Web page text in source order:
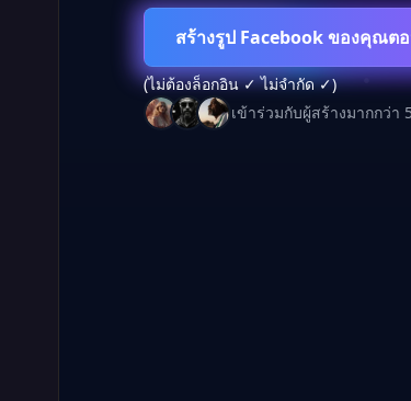
สร้างรูป Facebook ของคุณต
(ไม่ต้องล็อกอิน ✓ ไม่จำกัด ✓)
เข้าร่วมกับผู้สร้างมากกว่า